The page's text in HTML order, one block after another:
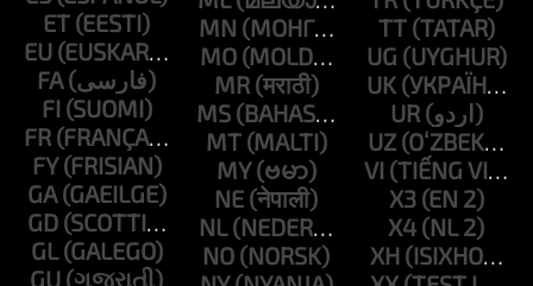
ET
EU
FA
FI
FR
FY
GA
GD
GL
GU
MN
MO
MR
MS
MT
MY
NE
NL
NO
TT
UG
UK
UR
UZ
VI
X3
X4
XH